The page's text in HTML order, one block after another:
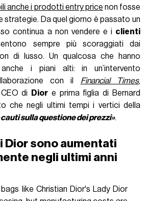
anche i prodotti entry price non fosse
strategie. Da quel giorno è passato un
continua a non vendere e i clienti
sempre più scoraggiati dai
di lusso. Un qualcosa che hanno
i piani alti: in un’intervento
con il Financial Times,
di Dior e prima figlia di Bernard
che negli ultimi tempi i vertici della
sulla questione dei prezzi».
Dior sono aumentati
negli ultimi anni
like Christian Dior's Lady Dior